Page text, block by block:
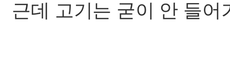
근데 고기는 굳이 안 들